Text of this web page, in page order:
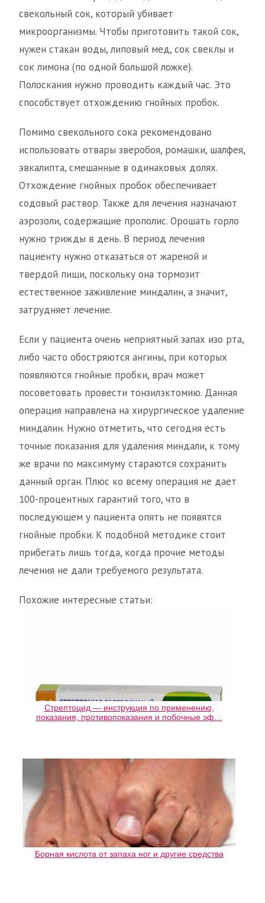
свекольный сок, который убивает
микроорганизмы. Чтобы приготовить такой сок,
нужен стакан воды, липовый мед, сок свеклы и
сок лимона (по одной большой ложке).
Полоскания нужно проводить каждый час. Это
способствует отхождению гнойных пробок.
Помимо свекольного сока рекомендовано
использовать отвары зверобоя, ромашки, шалфея,
эвкалипта, смешанные в одинаковых долях.
Отхождение гнойных пробок обеспечивает
содовый раствор. Также для лечения назначают
аэрозоли, содержащие прополис. Орошать горло
нужно трижды в день. В период лечения
пациенту нужно отказаться от жареной и
твердой пищи, поскольку она тормозит
естественное заживление миндалин, а значит,
затрудняет лечение.
Если у пациента очень неприятный запах изо рта,
либо часто обостряются ангины, при которых
появляются гнойные пробки, врач может
посоветовать провести тонзилэктомию. Данная
операция направлена на хирургическое удаление
миндалин. Нужно отметить, что сегодня есть
точные показания для удаления миндали, к тому
же врачи по максимуму стараются сохранить
данный орган. Плюс ко всему операция не дает
100-процентных гарантий того, что в
последующем у пациента опять не появятся
гнойные пробки. К подобной методике стоит
прибегать лишь тогда, когда прочие методы
лечения не дали требуемого результата.
Похожие интересные статьи:
Стрептоцид — инструкция по применению,
показания, противопоказания и побочные эф…
Борная кислота от запаха ног и другие средства